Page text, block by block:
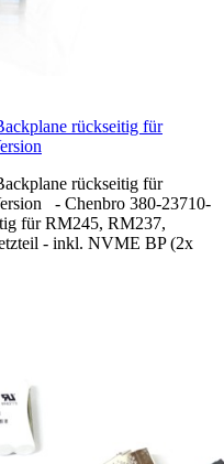
rückseitig für
rückseitig für
- Chenbro 380-23710-
für RM245, RM237,
- inkl. NVME BP (2x